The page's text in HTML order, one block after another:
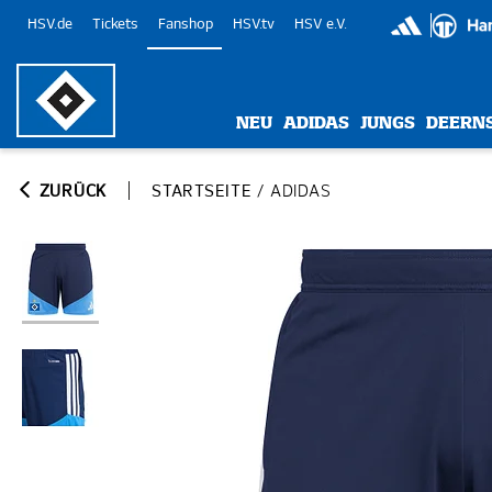
HSV.de Tickets Fanshop HSV.tv HSV e.V.
NEU ADIDAS JUNGS
ZURÜCK STARTSEITE / ADIDAS